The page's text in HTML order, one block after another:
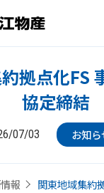
拠点化FS
協定締結
07/03 お知ら
報 関東地域集約